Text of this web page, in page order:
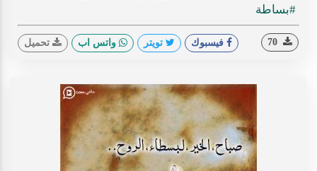
#بساطة
فيسبوك تويتر واتس اب تحميل